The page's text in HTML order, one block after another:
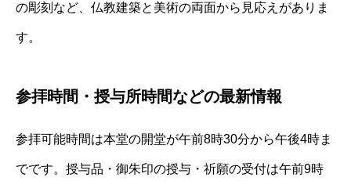
の彫刻など、仏教建築と美術の両面から見応えがありま
す。
参拝時間・授与所時間などの最新情報
参拝可能時間は本堂の開堂が午前8時30分から午後4時ま
でです。授与品・御朱印の授与・祈願の受付は午前9時